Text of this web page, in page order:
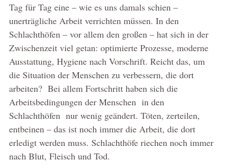
Tag für Tag eine – wie es uns damals schien –
unerträgliche Arbeit verrichten müssen. In den
Schlachthöfen – vor allem den großen – hat sich in der
Zwischenzeit viel getan: optimierte Prozesse, moderne
Ausstattung, Hygiene nach Vorschrift. Reicht das, um
die Situation der Menschen zu verbessern, die dort
arbeiten? Bei allem Fortschritt haben sich die
Arbeitsbedingungen der Menschen in den
Schlachthöfen nur wenig geändert. Töten, zerteilen,
entbeinen – das ist noch immer die Arbeit, die dort
erledigt werden muss. Schlachthöfe riechen noch immer
nach Blut, Fleisch und Tod.